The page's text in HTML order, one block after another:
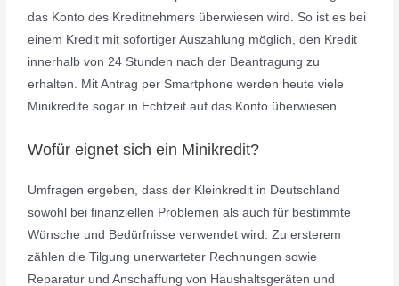
das Konto des Kreditnehmers überwiesen wird. So ist es bei
einem Kredit mit sofortiger Auszahlung möglich, den Kredit
innerhalb von 24 Stunden nach der Beantragung zu
erhalten. Mit Antrag per Smartphone werden heute viele
Minikredite sogar in Echtzeit auf das Konto überwiesen.
Wofür eignet sich ein Minikredit?
Umfragen ergeben, dass der Kleinkredit in Deutschland
sowohl bei finanziellen Problemen als auch für bestimmte
Wünsche und Bedürfnisse verwendet wird. Zu ersterem
zählen die Tilgung unerwarteter Rechnungen sowie
Reparatur und Anschaffung von Haushaltsgeräten und